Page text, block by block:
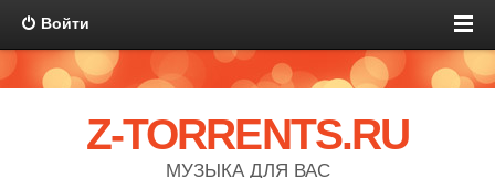
Войти
Z-TORRENTS.RU
МУЗЫКА ДЛЯ ВАС